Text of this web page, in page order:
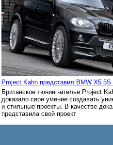
Project Kahn представил BMW X5 5S
Британское тюнинг-ателье Project
доказало свое умение создавать
и стильные проекты. В качестве
представила свой проект